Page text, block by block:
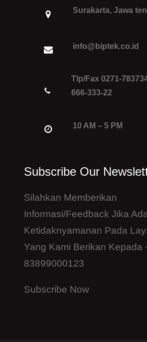
Surakarta, Jawa
info@biptek.co.id
Tlp/Fax 0271-
666-333-22
10 AM – 5 PM
Subscribe Our
Silahkan Memberikan
Informasi/feedback Jika
Ketidaknyamanan Pada
Yang Kami Berikan Kepada
83899000123
Subscribe Now